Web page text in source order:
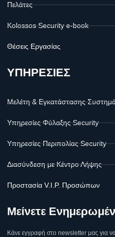
Πελάτες
Kolossos Security e-book
Θέσεις Εργασίας
ΥΠΗΡΕΣΙΕΣ
Μελέτη & Εγκατάστασης
Υπηρεσίες Φύλαξης Security
Υπηρεσίες Περιπολίας Security
Διασύνδεση με Κέντρο Λήψης
Προστασία V.I.P. Προσώπων
Μείνετε
Κάνε εγγραφή στο newsletter μας για